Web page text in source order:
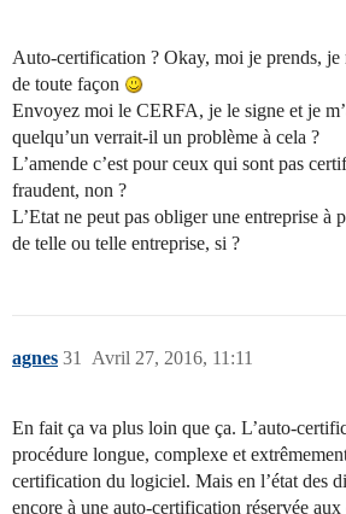
Auto-certification ? Okay, moi je prends, je
de toute façon
Envoyez moi le CERFA, je le signe et je
quelqu’un verrait-il un problème à cela ?
L’amende c’est pour ceux qui sont pas
fraudent, non ?
L’Etat ne peut pas obliger une entreprise à
de telle ou telle entreprise, si ?
agnes Avril 27, 2016, 11:11
31
En fait ça va plus loin que ça. L’auto-
procédure longue, complexe et
certification du logiciel. Mais en l’état des
encore à une auto-certification réservée